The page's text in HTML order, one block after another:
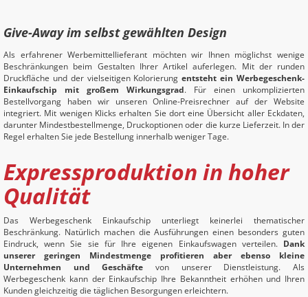
Give-Away im selbst gewählten Design
Als erfahrener Werbemittellieferant möchten wir Ihnen möglichst wenige
Beschränkungen beim Gestalten Ihrer Artikel auferlegen. Mit der runden
Druckfläche und der vielseitigen Kolorierungentsteht ein Werbegeschenk-
Einkaufschip mit großem Wirkungsgrad. Für einen unkomplizierten
Bestellvorgang haben wir unseren Online-Preisrechner auf der Website
integriert. Mit wenigen Klicks erhalten Sie dort eine Übersicht aller Eckdaten,
darunter Mindestbestellmenge, Druckoptionen oder die kurze Lieferzeit. In der
Regel erhalten Sie jede Bestellung innerhalb weniger Tage.
Expressproduktion in hoher
Qualität
Das Werbegeschenk Einkaufschip unterliegt keinerlei thematischer
Beschränkung. Natürlich machen die Ausführungen einen besonders guten
Eindruck, wenn Sie sie für Ihre eigenen Einkaufswagen verteilen. Dank
unserer geringen Mindestmenge profitieren aber ebenso kleine
Unternehmen und Geschäfte von unserer Dienstleistung. Als
Werbegeschenk kann der Einkaufschip Ihre Bekanntheit erhöhen und Ihren
Kunden gleichzeitig die täglichen Besorgungen erleichtern.